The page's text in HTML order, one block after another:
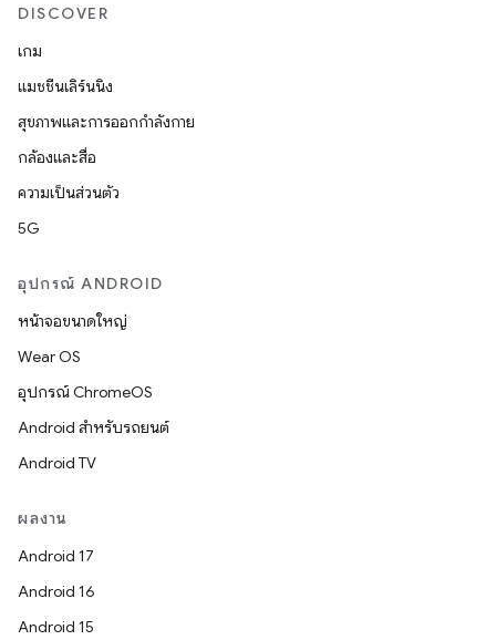
DISCOVER
เกม
แมชชีนเลิร์นนิง
สุขภาพและการออกกำลังกาย
กล้องและสื่อ
ความเป็นส่วนตัว
5G
อุปกรณ์ ANDROID
หน้าจอขนาดใหญ่
Wear OS
อุปกรณ์ ChromeOS
Android สำหรับรถยนต์
Android TV
ผลงาน
Android 17
Android 16
Android 15